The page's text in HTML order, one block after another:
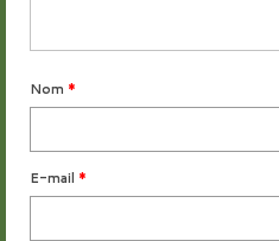
Nom *
E-mail *